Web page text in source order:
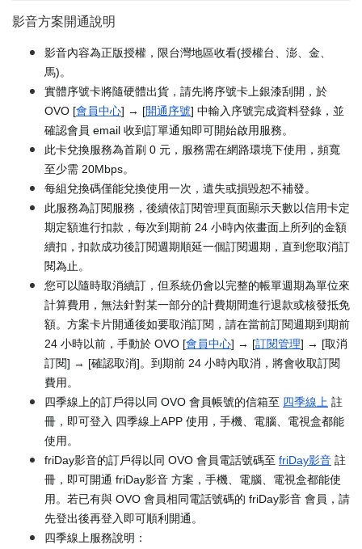
影音方案開通說明
影音內容為正版授權，限台灣地區收看(授權台、澎、金、
馬)。
實體序號卡將隨硬體出貨，請先將序號卡上銀漆刮開，於
OVO [會員中心] → [開通序號] 中輸入序號完成資料登錄，並
確認會員 email 收到訂單通知即可開始啟用服務。
此卡兌換服務為首刷 0 元，服務需在網路環境下使用，頻寬
至少需 20Mbps。
每組兌換碼僅能兌換使用一次，遺失或損毀恕不補發。
此服務為訂閱服務，後續依訂閱管理頁面顯示天數以信用卡定
期定額進行扣款，每次到期前 24 小時內依畫面上所列的金額
續扣，扣款成功後訂閱週期順延一個訂閱週期，直到您取消訂
閱為止。
您可以隨時取消續訂，但系統仍會以完整的帳單週期為單位來
計算費用，無法針對某一部分的計費期間進行退款或核發抵免
額。方案卡片開通後如要取消訂閱，請在當前訂閱週期到期前
24 小時以前，手動於 OVO [會員中心] → [訂閱管理] → [取消
訂閱] → [確認取消]。到期前 24 小時內取消，將會收取訂閱
費用。
四季線上的訂戶得以同 OVO 會員帳號的信箱至 四季線上 註
冊，即可登入 四季線上APP 使用，手機、電腦、電視盒都能
使用。
friDay影音的訂戶得以同 OVO 會員電話號碼至 friDay影音 註
冊，即可開通 friDay影音 方案，手機、電腦、電視盒都能使
用。若已有與 OVO 會員相同電話號碼的 friDay影音 會員，請
先登出後再登入即可順利開通。
四季線上服務說明：